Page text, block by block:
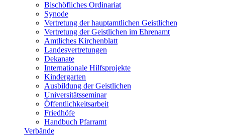
Bischöfliches Ordinariat
Synode
Vertretung der hauptamtlichen Geistlichen
Vertretung der Geistlichen im Ehrenamt
Amtliches Kirchenblatt
Landesvertretungen
Dekanate
Internationale Hilfsprojekte
Kindergarten
Ausbildung der Geistlichen
Universitätsseminar
Öffentlichkeitsarbeit
Friedhöfe
Handbuch Pfarramt
Verbände